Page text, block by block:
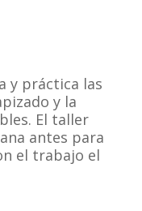
y práctica las
y la
El taller
antes para
el trabajo el